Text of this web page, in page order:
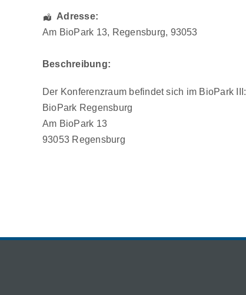
Adresse:
Am BioPark 13, Regensburg, 93053
Beschreibung:
Der Konferenzraum befindet sich im BioPark III:
BioPark Regensburg
Am BioPark 13
93053 Regensburg